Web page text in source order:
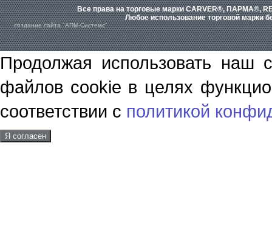
Все права на торговые марки CARVER®, ПАРМА®,
Любое использование торговой марки
создание сайта "АПМ-Системс"
Продолжая использовать наш
файлов cookie в целях
соответствии с политикой
Я согласен